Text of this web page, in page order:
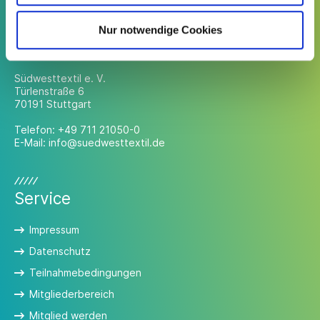
Nur notwendige Cookies
Kontakt
Südwesttextil e. V.
Türlenstraße 6
70191 Stuttgart
Telefon: +49 711 21050-0
E-Mail: info@suedwesttextil.de
Service
Impressum
Datenschutz
Teilnahmebedingungen
Mitgliederbereich
Mitglied werden